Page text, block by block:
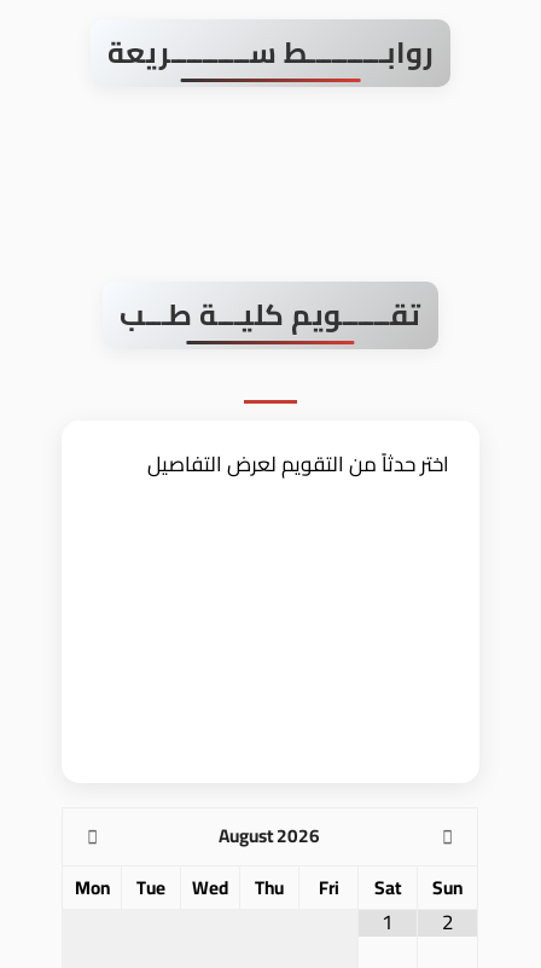
روابــــــــــط ســــــــــريعة
تقــــــويم كليـــة طـــب
اختر حدثاً من التقويم لعرض التفاصيل
August2026
Mon
Tue Wed Thu Fri Sat Sun
1
2